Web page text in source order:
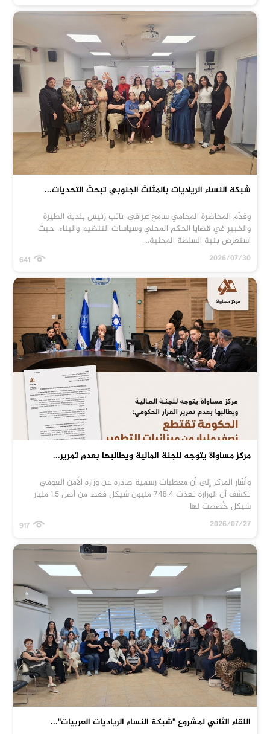
شبكة النساء الرياديات بالمثلث الجنوبي تبحث التحديات...
وقدّم المحاضرة المحامي سامح عراقي، نائب رئيس بلدية الطيرة
والخبير في قضايا الحكم المحلي وسياسات التنظيم والبناء، حيث
استعرض بنية السلطة المحلية،...
2026/07/30
مركز مساواة يتوجه للجنة المالية ويطالبها بعدم تمرير...
وأشار المركز إلى أن معطيات رسمية صادرة عن وزارة الأمن القومي
تكشف أن الوزارة نفذت 748.4 مليون شيكل فقط من أصل 1.5 مليار
شيكل خُصصت لها
2026/07/27
اللقاء الثاني لمشروع "شبكة النساء الرياديات العربيات"...